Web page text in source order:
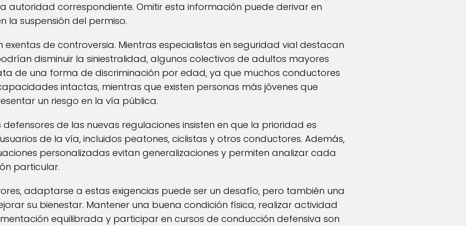
autoridad correspondiente. Omitir esta información puede derivar en
la suspensión del permiso.
exentas de controversia. Mientras especialistas en seguridad vial destacan
disminuir la siniestralidad, algunos colectivos de adultos mayores
de una forma de discriminación por edad, ya que muchos conductores
intactas, mientras que existen personas más jóvenes que
un riesgo en la vía pública.
defensores de las nuevas regulaciones insisten en que la prioridad es
de la vía, incluidos peatones, ciclistas y otros conductores. Además,
personalizadas evitan generalizaciones y permiten analizar cada
particular.
adaptarse a estas exigencias puede ser un desafío, pero también una
su bienestar. Mantener una buena condición física, realizar actividad
equilibrada y participar en cursos de conducción defensiva son